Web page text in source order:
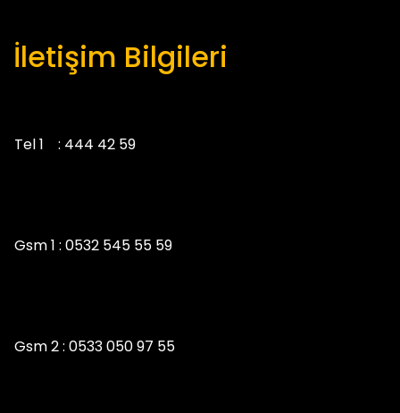
İletişim Bilgileri
Tel 1 : 444 42 59
Gsm 1 : 0532 545 55 59
Gsm 2 : 0533 050 97 55